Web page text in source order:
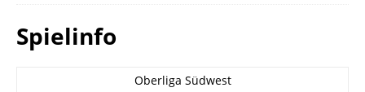
Spielinfo
Oberliga Südwest